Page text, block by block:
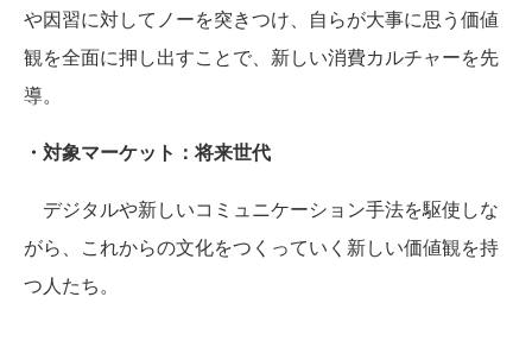
や因習に対してノーを突きつけ、自らが大事に思う価値
観を全面に押し出すことで、新しい消費カルチャーを先
導。
・対象マーケット：将来世代
デジタルや新しいコミュニケーション手法を駆使しな
がら、これからの文化をつくっていく新しい価値観を持
つ人たち。